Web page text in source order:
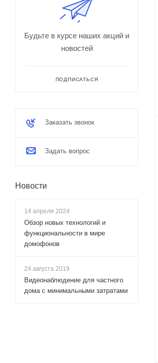
Будьте в курсе наших акций и
новостей
ПОДПИСАТЬСЯ
Заказать звонок
Задать вопрос
Новости
14 апреля 2024
Обзор новых технологий и
функциональности в мире
домофонов
24 августа 2019
Видеонаблюдение для частного
дома с минимальными затратами